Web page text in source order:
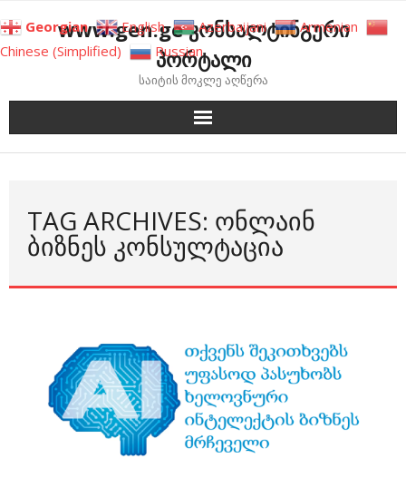
to
content
www.gen.ge კონსალტინგური
პორტალი
საიტის მოკლე აღწერა
TAG ARCHIVES: ᲝᲜᲚᲐᲘᲜ
ᲑᲘᲖᲜᲔᲡ ᲙᲝᲜᲡᲣᲚᲢᲐᲪᲘᲐ
Georgian English Azerbaijani
Armenian
Chinese (Simplified)
Russian